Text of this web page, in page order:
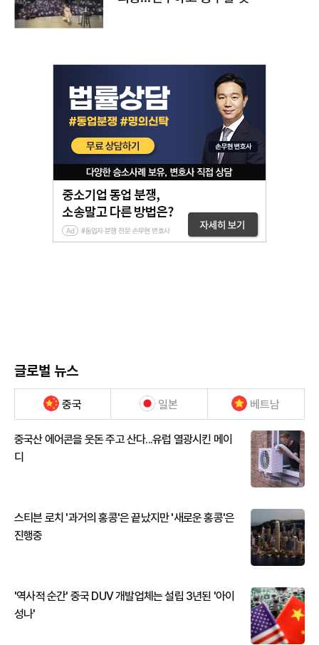
글로벌 뉴스
중국 일본 베트남
중국산 에어콘을 웃돈 주고 산다...유럽 열광시킨 메이
디
스티븐 로치 '과거의 홍콩'은 끝났지만 '새로운 홍콩'은
진행중
'역사적 순간' 중국 DUV 개발업체는 설립 3년된 '아이
성나'